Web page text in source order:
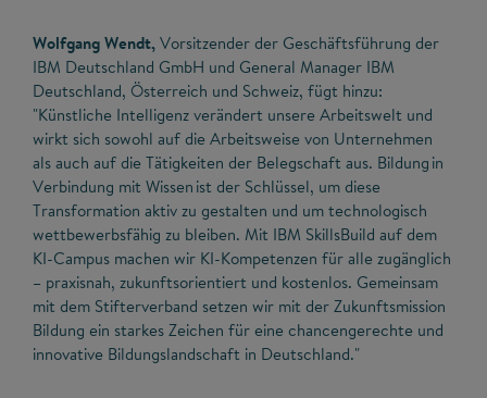
Wolfgang Wendt,Vorsitzender der Geschäftsführung der
IBM Deutschland GmbH und General Manager IBM
Deutschland, Österreich und Schweiz, fügt hinzu:
"Künstliche Intelligenz verändert unsere Arbeitswelt und
wirkt sich sowohl auf die Arbeitsweise von Unternehmen
als auch auf die Tätigkeiten der Belegschaft aus. Bildung in
Verbindung mit Wissen ist der Schlüssel, um diese
Transformation aktiv zu gestalten und um technologisch
wettbewerbsfähig zu bleiben. Mit IBM SkillsBuild auf dem
KI-Campus machen wir KI-Kompetenzen für alle zugänglich
– praxisnah, zukunftsorientiert und kostenlos. Gemeinsam
mit dem Stifterverband setzen wir mit der Zukunftsmission
Bildung ein starkes Zeichen für eine chancengerechte und
innovative Bildungslandschaft in Deutschland."